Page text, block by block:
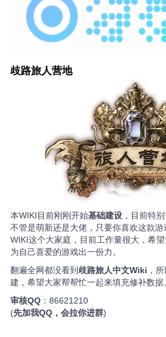
歧路旅人营地
本WIKI目前刚刚开始基础建设 ，目前特
不管是萌新还是大佬，只要你喜欢这款
WIKI这个大家庭，目前工作量很大，希
为自己喜爱的游戏出一份力。
翻遍全网都没看到歧路旅人中文Wiki ，
建，希望大家帮帮忙一起来填充修补数据
审核QQ ：86621210
(先加我QQ，会拉你进群)